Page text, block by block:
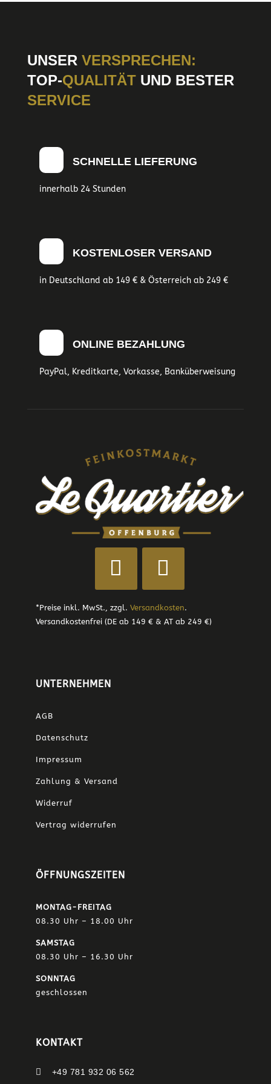
UNSER VERSPRECHEN:
TOP-QUALITÄTUND BESTER
SERVICE
SCHNELLE LIEFERUNG
innerhalb 24 Stunden
KOSTENLOSER VERSAND
in Deutschland ab 149 € & Österreich ab 249 €
ONLINE BEZAHLUNG
PayPal, Kreditkarte, Vorkasse, Banküberweisung
*Preise inkl. MwSt., zzgl. Versandkosten.
Versandkostenfrei (DE ab 149 € & AT ab 249 €)
UNTERNEHMEN
AGB
Datenschutz
Impressum
Zahlung & Versand
Widerruf
Vertrag widerrufen
ÖFFNUNGSZEITEN
MONTAG-FREITAG
08.30 Uhr – 18.00 Uhr
SAMSTAG
08.30 Uhr – 16.30 Uhr
SONNTAG
geschlossen
KONTAKT
 +49 781 932 06 562